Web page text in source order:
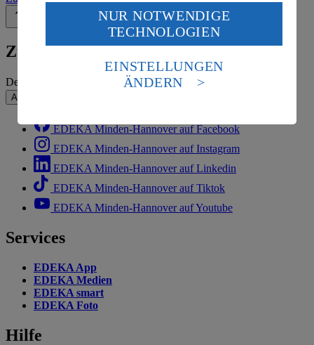
Zurück nach oben
Zum Newsletter anmelden
Deine E-Mail-Adresse (Pflichtfeld)
Absenden
EDEKA Minden-Hannover auf Facebook
EDEKA Minden-Hannover auf Instagram
EDEKA Minden-Hannover auf Linkedin
EDEKA Minden-Hannover auf Tiktok
EDEKA Minden-Hannover auf Youtube
Services
EDEKA App
EDEKA Medien
EDEKA smart
EDEKA Foto
Hilfe
Wenn du auf „Aktivieren“ klickst, willigst du im Sinne
des Art. 49 Abs. 1 Satz 1 lit. a) DSGVO ein, dass deine
Daten in den USA verarbeitet werden. Der EuGH sieht
die USA als Land mit einem nach europäischen
Standards nicht angemessenen Datenschutzniveau an.
Es besteht das Risiko eines Zugriffs durch US-
Informationen zum Herausgeber der Seite findest du
im
NUR NOTWENDIGE
TECHNOLOGIEN
EINSTELLUNGEN
ÄNDERN